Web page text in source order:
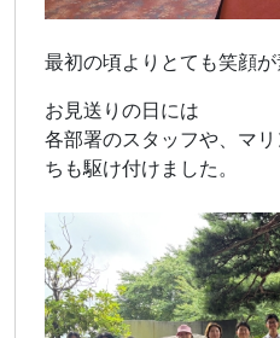
最初の頃よりとても笑顔
お見送りの日には
各部署のスタッフや、マ
ちも駆け付けました。